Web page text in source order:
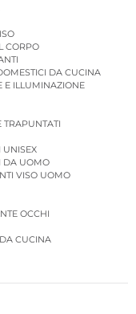
CORPO
DA CUCINA
E ILLUMINAZIONE
TRAPUNTATI
UNISEX
DA UOMO
VISO UOMO
OCCHI
CUCINA